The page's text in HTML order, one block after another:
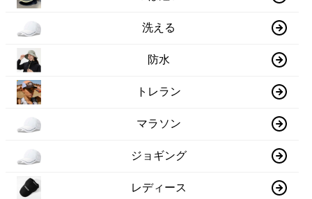
洗える
防水
トレラン
マラソン
ジョギング
レディース